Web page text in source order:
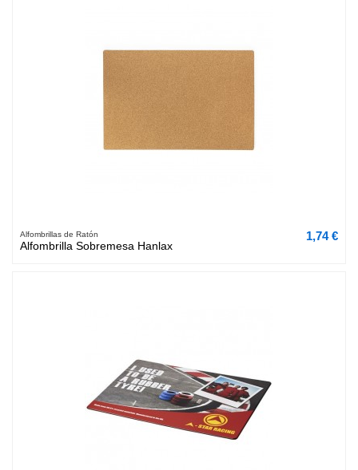
Alfombrillas de Ratón
Alfombrilla Sobremesa Hanlax
1,74 €